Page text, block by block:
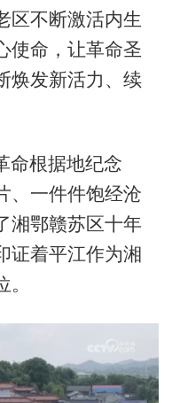
区不断激活内生
使命，让革命圣
焕发新活力、续
命根据地纪念
、一件件饱经沧
湘鄂赣苏区十年
证着平江作为湘